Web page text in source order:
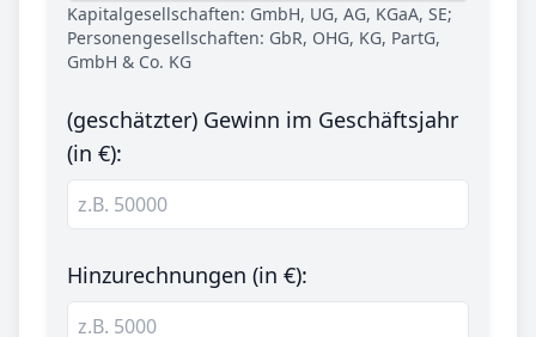
Kapitalgesellschaften: GmbH, UG, AG, KGaA, SE;
Personengesellschaften: GbR, OHG, KG, PartG,
GmbH & Co. KG
(geschätzter) Gewinn im Geschäftsjahr
(in €):
Hinzurechnungen (in €):